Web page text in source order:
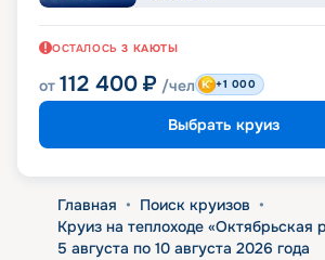
ОСТАЛОСЬ 3 КАЮТЫ
от 112 400 ₽ /чел +1 000
Выбрать круиз
Главная • Поиск круизов •
Круиз на теплоходе «Октябрьская
5 августа по 10 августа 2026 года